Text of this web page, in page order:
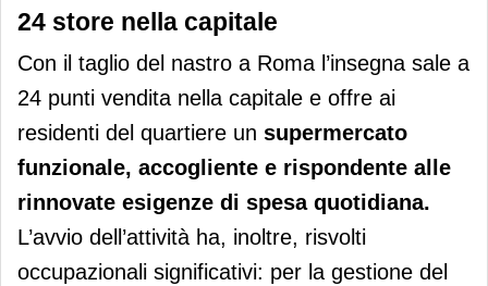
24 store nella capitale
Con il taglio del nastro a Roma l’insegna sale a
24 punti vendita nella capitale e offre ai
residenti del quartiere un supermercato
funzionale, accogliente e rispondente alle
rinnovate esigenze di spesa quotidiana.
L’avvio dell’attività ha, inoltre, risvolti
occupazionali significativi: per la gestione del